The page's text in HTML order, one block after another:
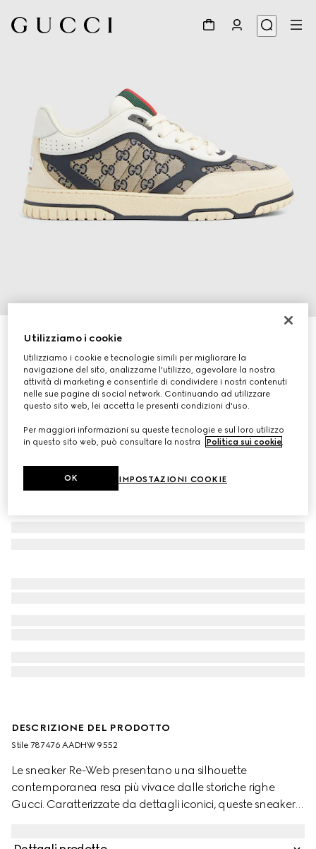
Sneaker uomo Gucci Re-Web
CHF 1,020
Variantetessuto GG beige e blu
DESCRIZIONE DEL PRODOTTO
Stile ‎787476 AADHW 9552
Le sneaker Re-Web presentano una silhouette
contemporanea resa più vivace dalle storiche righe
Gucci. Caratterizzate da dettagli iconici, queste sneaker
Utilizziamo i cookie
Utilizziamo i cookie e tecnologie simili per migliorare la
navigazione del sito, analizzarne l'utilizzo, agevolare la nostra
attività di marketing e consentirle di condividere i nostri contenuti
nelle sue pagine di social network. Continuando ad utilizzare
questo sito web, lei accetta le presenti condizioni d'uso.
Per maggiori informazioni su queste tecnologie e sul loro utilizzo
in questo sito web, può consultare la nostra
Politica sui cookie.
IMPOSTAZIONI COOKIE
OK